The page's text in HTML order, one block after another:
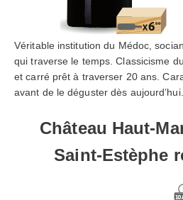
Véritable institution du Médoc,
qui traverse le temps. Classicisme
et carré prêt à traverser 20 ans.
avant de le déguster dès aujourd’hui.
Château Haut-
Saint-Estèphe